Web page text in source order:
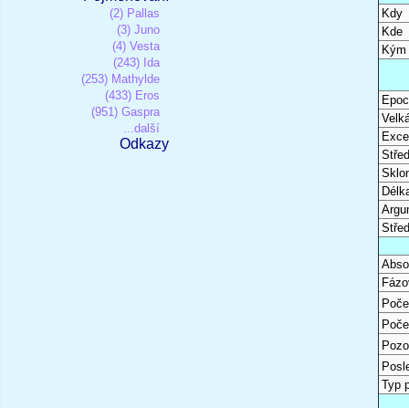
(2) Pallas
(3) Juno
(4) Vesta
(243) Ida
(253) Mathylde
(433) Eros
(951) Gaspra
...další
Odkazy
Kdy
Kde
Kým
Typ